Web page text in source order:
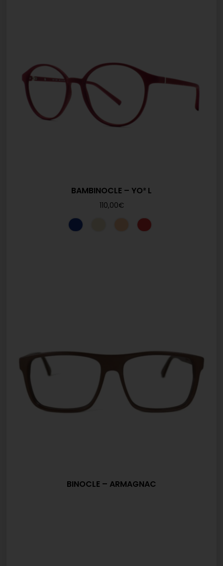
BAMBINOCLE – YO² L
110,00€
BINOCLE – ARMAGNAC